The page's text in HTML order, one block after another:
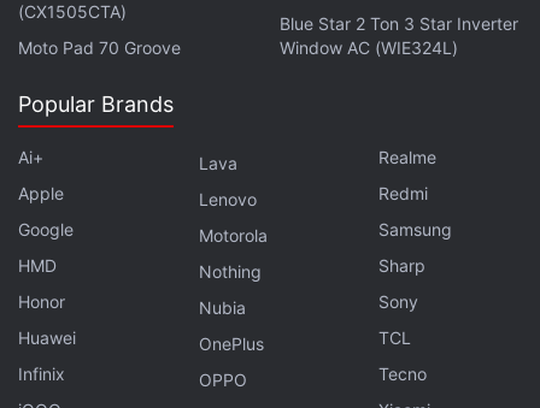
listes des meilleurs films et séries , ainsi que d'
autres contenus d'abonnement susceptibles de
(CX1505CTA)
Moto Pad 70 Groove
Blue Star 2 Ton 3 Star Inverter
Window AC (WIE324L)
Popular Brands
Ai+
Apple
Google
HMD
Honor
Huawei
Infinix
Lava
Lenovo
Motorola
Nothing
Nubia
OnePlus
OPPO
Realme
Redmi
Samsung
Sharp
Sony
TCL
Tecno